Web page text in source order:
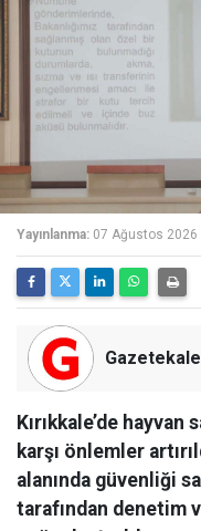
Yayınlanma: 07 Ağustos 2026
Kırıkkale’de
karşı önlemler
alanında güvenliği
tarafından denetim